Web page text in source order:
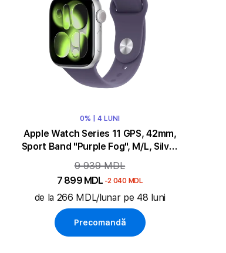
0% | 4 LUNI
Apple Watch Series 11 GPS, 42mm,
Sport Band "Purple Fog", M/L, Silver
Aluminium
9 939 MDL
7 899 MDL -2 040 MDL
de la 266 MDL/lunar pe 48 luni
Precomandă